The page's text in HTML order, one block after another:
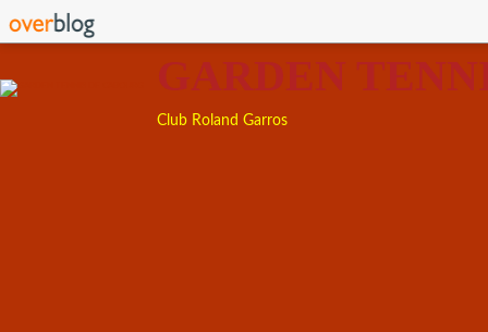
GARDEN
Club Roland Garros